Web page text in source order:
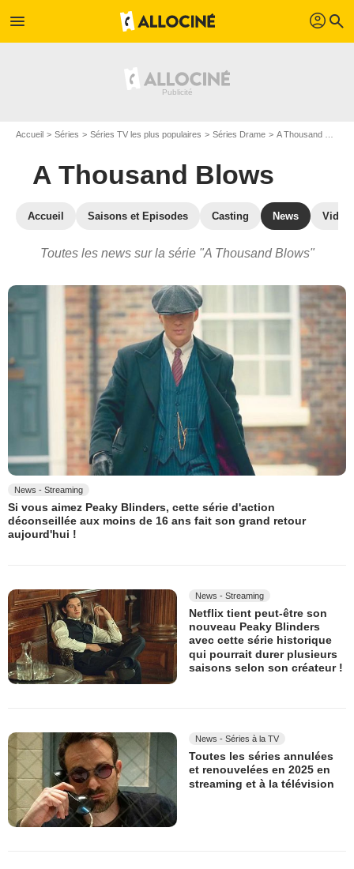
menu profil search
Accueil Séries Séries TV les plus populaires Séries Drame A Thousand Blows
A Thousand Blows
Accueil Saisons et Episodes Casting News
Toutes les news sur la série "A Thousand Blows"
News - Streaming
Si vous aimez Peaky Blinders, cette série d'action
déconseillée aux moins de 16 ans fait son grand retour
aujourd'hui !
News - Streaming
Netflix tient peut-être son
nouveau Peaky Blinders
avec cette série historique
qui pourrait durer plusieurs
saisons selon son créateur !
News - Séries à la TV
Toutes les séries annulées
et renouvelées en 2025 en
streaming et à la télévision